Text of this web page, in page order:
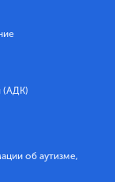
(АДК)
об аутизме,